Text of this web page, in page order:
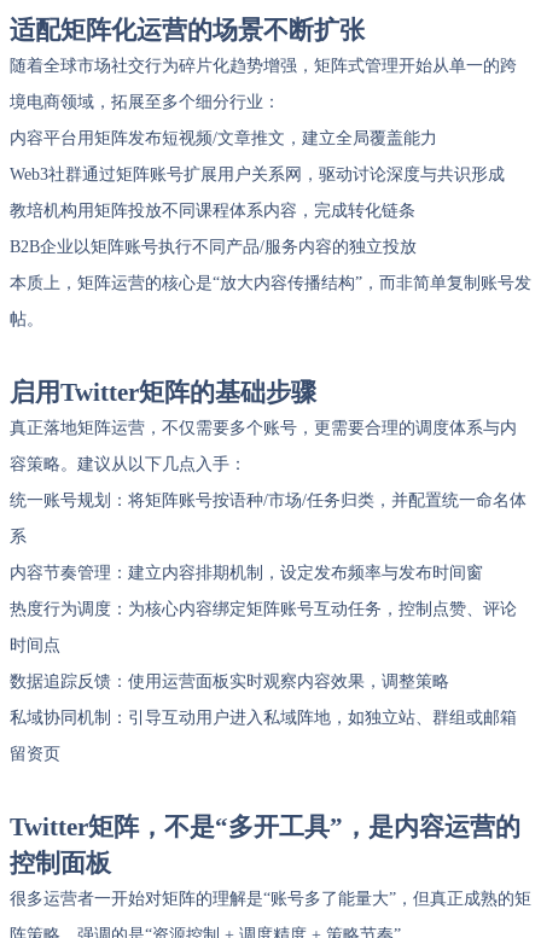
适配矩阵化运营的场景不断扩张
随着全球市场社交行为碎片化趋势增强，矩阵式管理开始从单一的跨
境电商领域，拓展至多个细分行业：
内容平台用矩阵发布短视频/文章推文，建立全局覆盖能力
Web3社群通过矩阵账号扩展用户关系网，驱动讨论深度与共识形成
教培机构用矩阵投放不同课程体系内容，完成转化链条
B2B企业以矩阵账号执行不同产品/服务内容的独立投放
本质上，矩阵运营的核心是“放大内容传播结构”，而非简单复制账号发
帖。
启用Twitter矩阵的基础步骤
真正落地矩阵运营，不仅需要多个账号，更需要合理的调度体系与内
容策略。建议从以下几点入手：
统一账号规划：将矩阵账号按语种/市场/任务归类，并配置统一命名体
系
内容节奏管理：建立内容排期机制，设定发布频率与发布时间窗
热度行为调度：为核心内容绑定矩阵账号互动任务，控制点赞、评论
时间点
数据追踪反馈：使用运营面板实时观察内容效果，调整策略
私域协同机制：引导互动用户进入私域阵地，如独立站、群组或邮箱
留资页
Twitter矩阵，不是“多开工具”，是内容运营的
控制面板
很多运营者一开始对矩阵的理解是“账号多了能量大”，但真正成熟的矩